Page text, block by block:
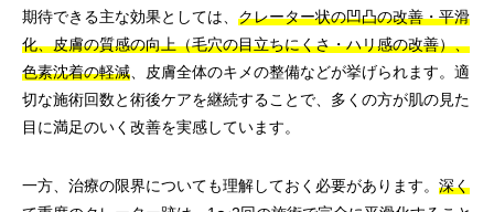
期待できる主な効果としては、 クレーター状の凹凸の改善・平滑
化、皮膚の質感の向上（毛穴の目立ちにくさ・ハリ感の改善）、
色素沈着の軽減 、皮膚全体のキメの整備などが挙げられます。適
切な施術回数と術後ケアを継続することで、多くの方が肌の見た
目に満足のいく改善を実感しています。
一方、治療の限界についても理解しておく必要があります。 深く